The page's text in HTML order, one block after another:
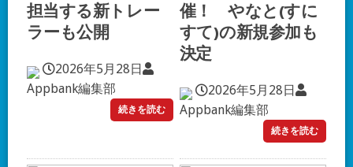
担当する新トレー
ラーも公開
2026年5月28日
Appbank編集部
続きを読む
催！ やなと(すに
すて)の新規参加も
決定
2026年5月28日
Appbank編集部
続きを読む